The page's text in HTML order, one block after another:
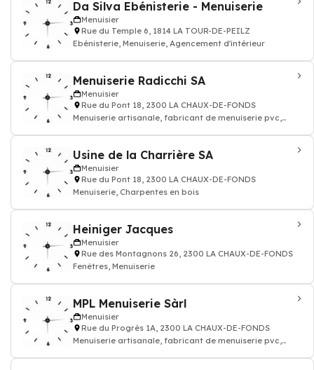
Da Silva Ebénisterie - Menuiserie
Menuisier
Rue du Temple 6, 1814 LA TOUR-DE-PEILZ
Ebénisterie, Menuiserie, Agencement d'intérieur
Menuiserie Radicchi SA
Menuisier
Rue du Pont 18, 2300 LA CHAUX-DE-FONDS
Menuiserie artisanale, fabricant de menuiserie pvc,
Usine de la Charrière SA
Menuisier
Rue du Pont 18, 2300 LA CHAUX-DE-FONDS
Menuiserie, Charpentes en bois
Heiniger Jacques
Menuisier
Rue des Montagnons 26, 2300 LA CHAUX-DE-FONDS
Fenêtres, Menuiserie
MPL Menuiserie Sàrl
Menuisier
Rue du Progrès 1A, 2300 LA CHAUX-DE-FONDS
Menuiserie artisanale, fabricant de menuiserie pvc,